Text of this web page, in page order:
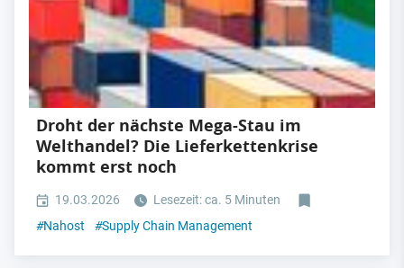
Droht der nächste Mega-Stau im
Welthandel? Die Lieferkettenkrise
kommt erst noch
19.03.2026
Lesezeit: ca. 5 Minuten
#Nahost #Supply Chain Management